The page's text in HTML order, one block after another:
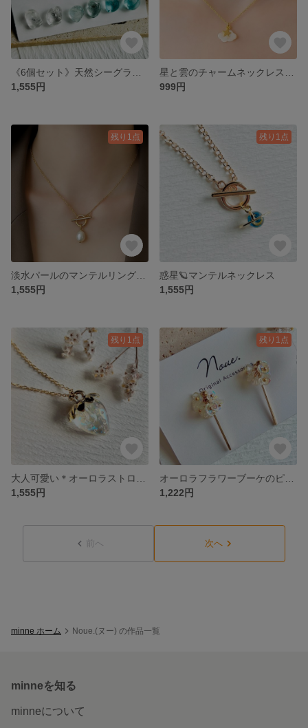
1,555円
999円
残り1点
1,555円
残り1点
惑星🪐マンテルネックレス
1,555円
残り1点
1,555円
残り1点
1,222円
前へ 次へ
minne ホーム Noue.(ヌー) の作品一覧
minneを知る
minneについて